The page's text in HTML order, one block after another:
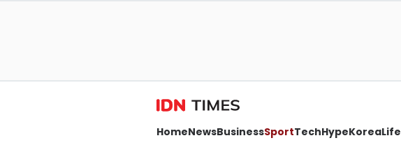
HomeNewsBusinessSportTechHypeKoreaLife